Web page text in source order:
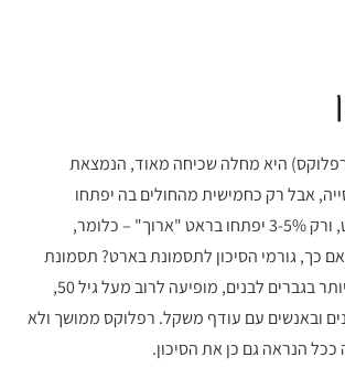
היא מחלה שכיחה מאוד, הנמצאת
אבל רק כחמישית מהחולים בה יפתחו
תסמונת ע"ש בארט, ורק 3-5% יפתחו בראט "ארוך" – כלומר,
כך, גורמי הסיכון לתסמונת בארט? תסמונת
ע"ש בארט שכיחה יותר בגברים לבנים, מופיעה לרוב מעל גיל 50,
ובאנשים עם עודף משקל. רפלוקס ממושך ולא
הנראה גם כן את הסיכון.